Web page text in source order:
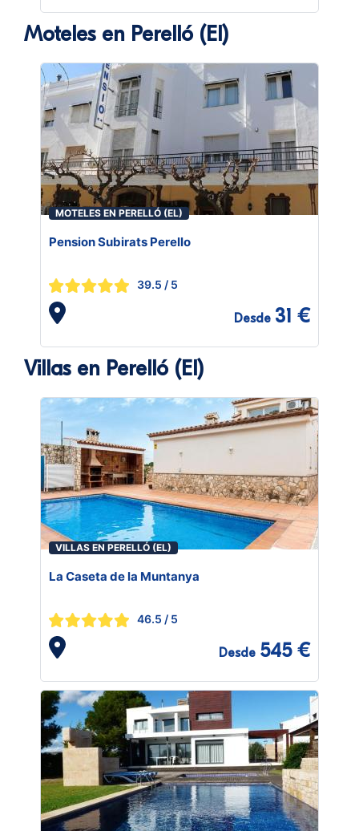
Moteles en Perelló (El)
MOTELES EN PERELLÓ (EL)
Pension Subirats Perello
39.5 / 5
Desde 31 €
Villas en Perelló (El)
VILLAS EN PERELLÓ (EL)
La Caseta de la Muntanya
46.5 / 5
Desde 545 €